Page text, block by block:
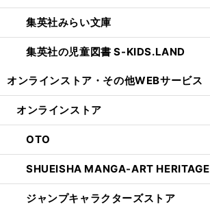
集英社みらい文庫
集英社の児童図書 S-KIDS.LAND
オンラインストア・ その他WEBサービス
オンラインストア
OTO
SHUEISHA MANGA-ART HERITAGE
ジャンプキャラクターズストア